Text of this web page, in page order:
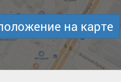
на карте